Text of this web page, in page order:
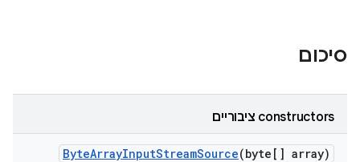
סיכום
‫constructors ציבוריים
ByteArrayInputStreamSource(byte[] array)